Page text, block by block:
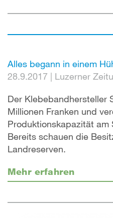
Alles begann in einem
28.9.2017 | Luzerner
Der Klebebandhersteller
Millionen Franken und
Produktionskapazität am
Bereits schauen die
Landreserven.
Mehr erfahren